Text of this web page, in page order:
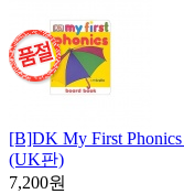
[B]DK My First
(UK판)
7,200원